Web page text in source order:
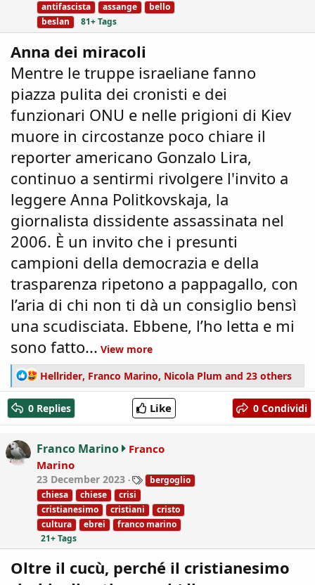
antifascista
assange
bello
beslan
81+ Tags
Anna dei miracoli
Mentre le truppe israeliane fanno
piazza pulita dei cronisti e dei
funzionari ONU e nelle prigioni di Kiev
muore in circostanze poco chiare il
reporter americano Gonzalo Lira,
continuo a sentirmi rivolgere l'invito a
leggere Anna Politkovskaja, la
giornalista dissidente assassinata nel
2006. È un invito che i presunti
campioni della democrazia e della
trasparenza ripetono a pappagallo, con
l’aria di chi non ti dà un consiglio bensì
una scudisciata. Ebbene, l’ho letta e mi
sono fatto... View more
R
e
a
c
t
i
o
n
s
:
Hellrider, Franco Marino, Nicola Plum and 23 others
0 Replies Like 0 Condividi
Franco Marino
Franco
Marino
23 December 2023
T
a
bergoglio
chiesa
chiese
crisi
cristianesimo
cristiani
cristo
cultura
ebrei
franco marino
21+ Tags
Oltre il cucù, perché il cristianesimo